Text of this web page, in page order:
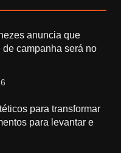
anuncia que
de campanha será no
para transformar
para levantar e